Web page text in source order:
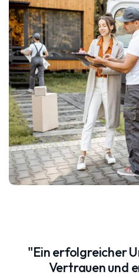
"Ein erfolgreicher
Vertrauen und